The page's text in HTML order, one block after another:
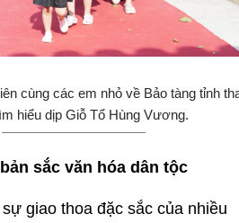
cùng các em nhỏ về Bảo tàng tỉnh
hiểu dịp Giỗ Tổ Hùng Vương.
sắc văn hóa dân tộc
giao thoa đặc sắc của nhiều